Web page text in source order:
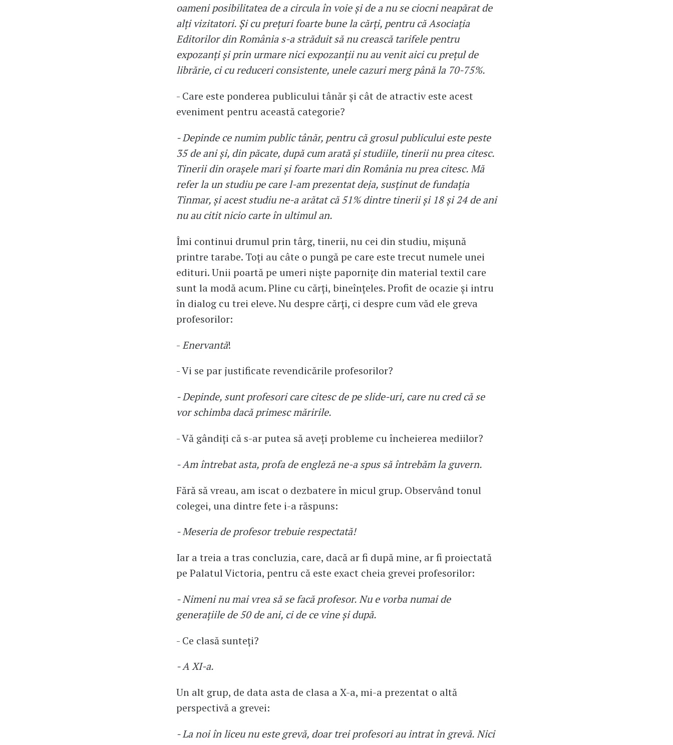
oameni posibilitatea de a circula în voie și de a nu se ciocni neapărat de
alți vizitatori. Și cu prețuri foarte bune la cărți, pentru că Asociația
Editorilor din România s-a străduit să nu crească tarifele pentru
expozanți și prin urmare nici expozanții nu au venit aici cu prețul de
librărie, ci cu reduceri consistente, unele cazuri merg până la 70-75%.
- Care este ponderea publicului tânăr și cât de atractiv este acest
eveniment pentru această categorie?
- Depinde ce numim public tânăr, pentru că grosul publicului este peste
35 de ani și, din păcate, după cum arată și studiile, tinerii nu prea citesc.
Tinerii din orașele mari și foarte mari din România nu prea citesc. Mă
refer la un studiu pe care l-am prezentat deja, susținut de fundația
Tinmar, și acest studiu ne-a arătat că 51% dintre tinerii și 18 și 24 de ani
nu au citit nicio carte în ultimul an.
Îmi continui drumul prin târg, tinerii, nu cei din studiu, mișună
printre tarabe. Toți au câte o pungă pe care este trecut numele unei
edituri. Unii poartă pe umeri niște papornițe din material textil care
sunt la modă acum. Pline cu cărți, bineînțeles. Profit de ocazie și intru
în dialog cu trei eleve. Nu despre cărți, ci despre cum văd ele greva
profesorilor:
-Enervantă!
- Vi se par justificate revendicările profesorilor?
- Depinde, sunt profesori care citesc de pe slide-uri, care nu cred că se
vor schimba dacă primesc măririle.
- Vă gândiți că s-ar putea să aveți probleme cu încheierea mediilor?
- Am întrebat asta, profa de engleză ne-a spus să întrebăm la guvern.
Fără să vreau, am iscat o dezbatere în micul grup. Observând tonul
colegei, una dintre fete i-a răspuns:
- Meseria de profesor trebuie respectată!
Iar a treia a tras concluzia, care, dacă ar fi după mine, ar fi proiectată
pe Palatul Victoria, pentru că este exact cheia grevei profesorilor:
- Nimeni nu mai vrea să se facă profesor. Nu e vorba numai de
generațiile de 50 de ani, ci de ce vine și după.
- Ce clasă sunteți?
- A XI-a.
Un alt grup, de data asta de clasa a X-a, mi-a prezentat o altă
perspectivă a grevei:
- La noi în liceu nu este grevă, doar trei profesori au intrat în grevă. Nici